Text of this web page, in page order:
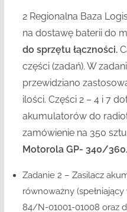
2 Regionalna Baza
na dostawę baterii do
do sprzętu łączności.
części (zadań). W
przewidziano
ilości. Części 2 – 4 i 7
akumulatorów do
zamówienie na 350
Motorola GP- 340/
Zadanie 2 – Zasilacz
równoważny
84/N-01001-01008 oraz